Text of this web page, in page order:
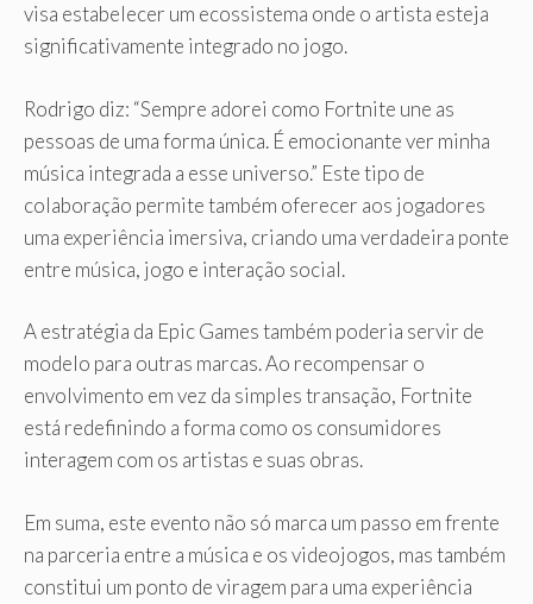
visa estabelecer um ecossistema onde o artista esteja
significativamente integrado no jogo.
Rodrigo diz: “Sempre adorei como Fortnite une as
pessoas de uma forma única. É emocionante ver minha
música integrada a esse universo.” Este tipo de
colaboração permite também oferecer aos jogadores
uma experiência imersiva, criando uma verdadeira ponte
entre música, jogo e interação social.
A estratégia da Epic Games também poderia servir de
modelo para outras marcas. Ao recompensar o
envolvimento em vez da simples transação, Fortnite
está redefinindo a forma como os consumidores
interagem com os artistas e suas obras.
Em suma, este evento não só marca um passo em frente
na parceria entre a música e os videojogos, mas também
constitui um ponto de viragem para uma experiência